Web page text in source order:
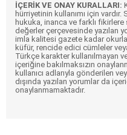
İÇERİK VE ONAY KURALLARI:
hürriyetinin kullanımı için vardır.
hukuka, inanca ve farklı
değerler çerçevesinde yazılan
imla kalitesi gazete kadar
küfür, rencide edici cümleler
Türkçe karakter kullanılmayan
içeriğine bakılmaksızın
kullanıcı adlarıyla gönderilen
dışında yazılan yorumlar da
onaylanmamaktadır.